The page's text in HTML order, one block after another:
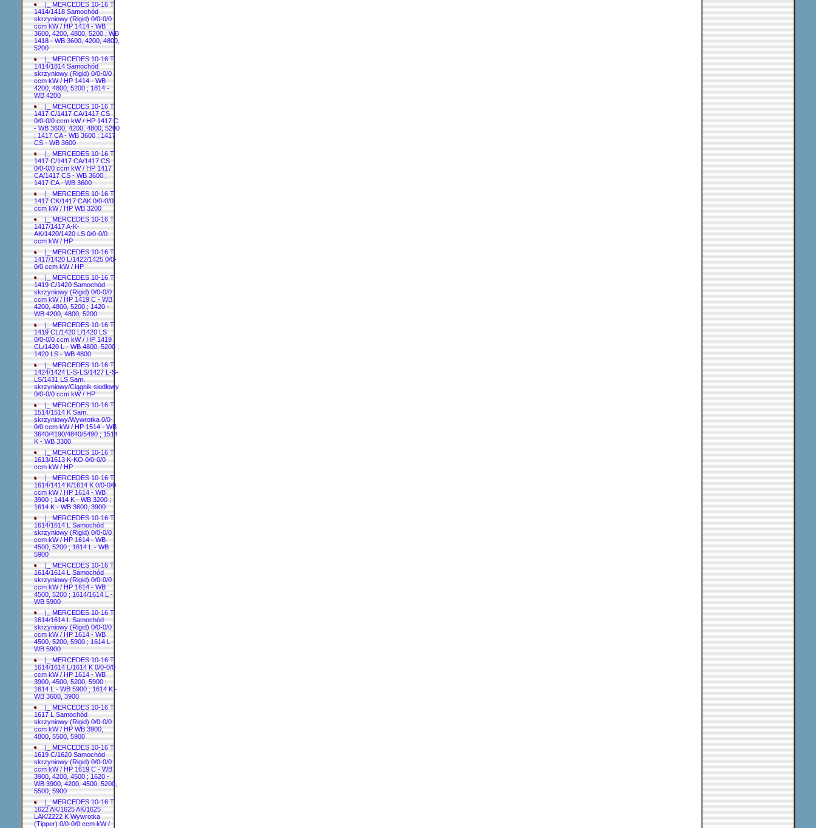
|_ MERCEDES 10-16 T
1414/1418 Samochód
skrzyniowy (Rigid) 0/0-0/0
ccm kW / HP 1414 - WB
3600, 4200, 4800, 5200 ; WB
1418 - WB 3600, 4200, 4800,
5200
|_ MERCEDES 10-16 T
1414/1814 Samochód
skrzyniowy (Rigid) 0/0-0/0
ccm kW / HP 1414 - WB
4200, 4800, 5200 ; 1814 -
WB 4200
|_ MERCEDES 10-16 T
1417 C/1417 CA/1417 CS
0/0-0/0 ccm kW / HP 1417 C
- WB 3600, 4200, 4800, 5200
; 1417 CA - WB 3600 ; 1417
CS - WB 3600
|_ MERCEDES 10-16 T
1417 C/1417 CA/1417 CS
0/0-0/0 ccm kW / HP 1417
CA/1417 CS - WB 3600 ;
1417 CA - WB 3600
|_ MERCEDES 10-16 T
1417 CK/1417 CAK 0/0-0/0
ccm kW / HP WB 3200
|_ MERCEDES 10-16 T
1417/1417 A-K-
AK/1420/1420 LS 0/0-0/0
ccm kW / HP
|_ MERCEDES 10-16 T
1417/1420 L/1422/1425 0/0-
0/0 ccm kW / HP
|_ MERCEDES 10-16 T
1419 C/1420 Samochód
skrzyniowy (Rigid) 0/0-0/0
ccm kW / HP 1419 C - WB
4200, 4800, 5200 ; 1420 -
WB 4200, 4800, 5200
|_ MERCEDES 10-16 T
1419 CL/1420 L/1420 LS
0/0-0/0 ccm kW / HP 1419
CL/1420 L - WB 4800, 5200 ;
1420 LS - WB 4800
|_ MERCEDES 10-16 T
1424/1424 L-S-LS/1427 L-S-
LS/1431 LS Sam.
skrzyniowy/Ciągnik siodłowy
0/0-0/0 ccm kW / HP
|_ MERCEDES 10-16 T
1514/1514 K Sam.
skrzyniowy/Wywrotka 0/0-
0/0 ccm kW / HP 1514 - WB
3640/4190/4840/5490 ; 1514
K - WB 3300
|_ MERCEDES 10-16 T
1613/1613 K-KO 0/0-0/0
ccm kW / HP
|_ MERCEDES 10-16 T
1614/1414 K/1614 K 0/0-0/0
ccm kW / HP 1614 - WB
3900 ; 1414 K - WB 3200 ;
1614 K - WB 3600, 3900
|_ MERCEDES 10-16 T
1614/1614 L Samochód
skrzyniowy (Rigid) 0/0-0/0
ccm kW / HP 1614 - WB
4500, 5200 ; 1614 L - WB
5900
|_ MERCEDES 10-16 T
1614/1614 L Samochód
skrzyniowy (Rigid) 0/0-0/0
ccm kW / HP 1614 - WB
4500, 5200 ; 1614/1614 L -
WB 5900
|_ MERCEDES 10-16 T
1614/1614 L Samochód
skrzyniowy (Rigid) 0/0-0/0
ccm kW / HP 1614 - WB
4500, 5200, 5900 ; 1614 L -
WB 5900
|_ MERCEDES 10-16 T
1614/1614 L/1614 K 0/0-0/0
ccm kW / HP 1614 - WB
3900, 4500, 5200, 5900 ;
1614 L - WB 5900 ; 1614 K -
WB 3600, 3900
|_ MERCEDES 10-16 T
1617 L Samochód
skrzyniowy (Rigid) 0/0-0/0
ccm kW / HP WB 3900,
4800, 5500, 5900
|_ MERCEDES 10-16 T
1619 C/1620 Samochód
skrzyniowy (Rigid) 0/0-0/0
ccm kW / HP 1619 C - WB
3900, 4200, 4500 ; 1620 -
WB 3900, 4200, 4500, 5200,
5500, 5900
|_ MERCEDES 10-16 T
1622 AK/1625 AK/1625
LAK/2222 K Wywrotka
(Tipper) 0/0-0/0 ccm kW /